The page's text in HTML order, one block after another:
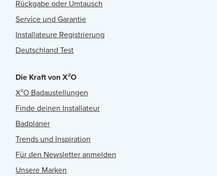
Rückgabe oder Umtausch
Service und Garantie
Installateure Registrierung
Deutschland Test
Die Kraft von X²O
X²O Badaustellungen
Finde deinen Installateur
Badplaner
Trends und Inspiration
Für den Newsletter anmelden
Unsere Marken